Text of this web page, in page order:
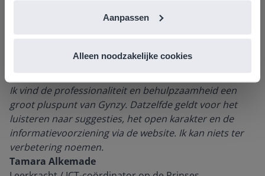
Aanpassen
Alleen noodzakelijke cookies
Ik vind de professionaliteit en behulpzaamheid een
groot pluspunt van Gynzy. Datzelfde geldt voor het
luisteren naar suggesties, het open karakter en de
informatievoorziening via de website. Ik kan niets ter
verbetering noemen.
Tamara Alkemade